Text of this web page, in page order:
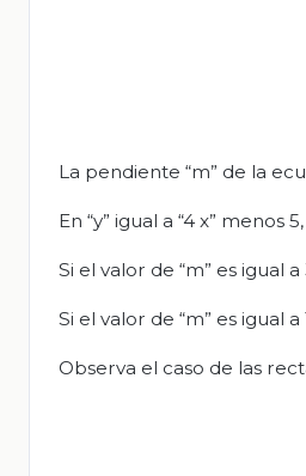
La pendiente “m” de la
En “y” igual a “4 x” menos
Si el valor de “m” es igual a
Si el valor de “m” es igual a
Observa el caso de las